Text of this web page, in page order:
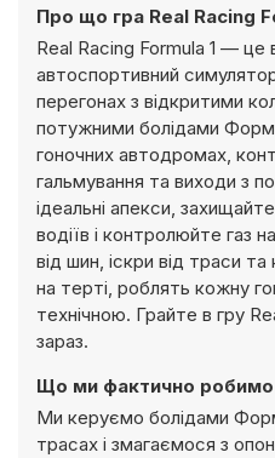
Про що гра Real Racing
Real Racing Formula 1 — це
автоспортивний
перегонах з відкритими
потужними болідами
гоночних автодромах,
гальмування та виходи з
ідеальні апекси,
водіїв і контролюйте газ
від шин, іскри від траси
на терті, роблять кожну
технічною. Грайте в гру
зараз.
Що ми фактично робимо
Ми керуємо болідами
трасах і змагаємося з